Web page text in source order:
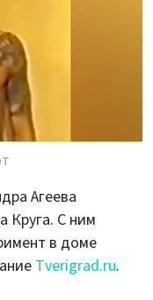
Агеева
Круга. С ним
в доме
Tverigrad.ru.